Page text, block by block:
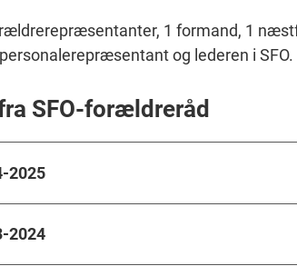
1 formand, 1
og lederen i SFO.
SFO-forældreråd
2025
2024